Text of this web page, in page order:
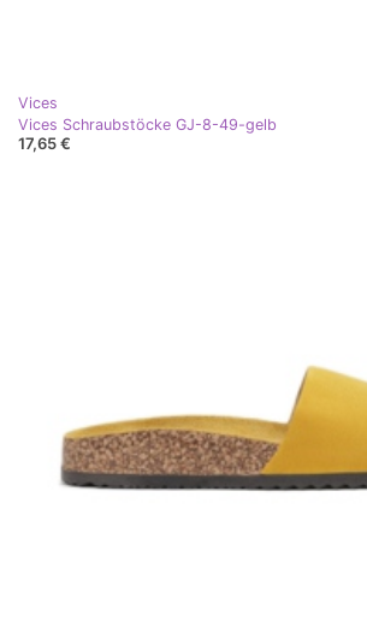
Vices
Vices Schraubstöcke GJ-8-49-gelb
17,65 €